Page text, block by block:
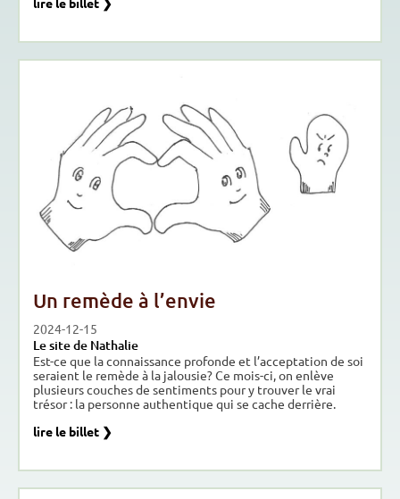
Un remède à l’envie
2024-12-15
Le site de Nathalie
Est-ce que la connaissance profonde et l’acceptation de soi
seraient le remède à la jalousie? Ce mois-ci, on enlève
plusieurs couches de sentiments pour y trouver le vrai
trésor : la personne authentique qui se cache derrière.
lire le billet ❯